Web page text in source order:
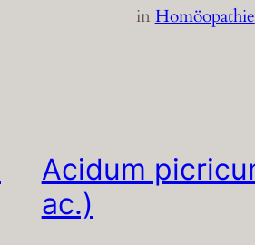
inHomöopathie
Acidum
ac.)